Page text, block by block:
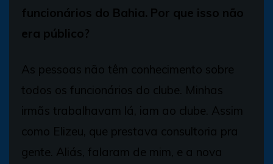
funcionários do Bahia. Por que isso não
era público?
As pessoas não têm conhecimento sobre
todos os funcionários do clube. Minhas
irmãs trabalhavam lá, iam ao clube. Assim
como Elizeu, que prestava consultoria pra
gente. Aliás, falaram de mim, e a nova